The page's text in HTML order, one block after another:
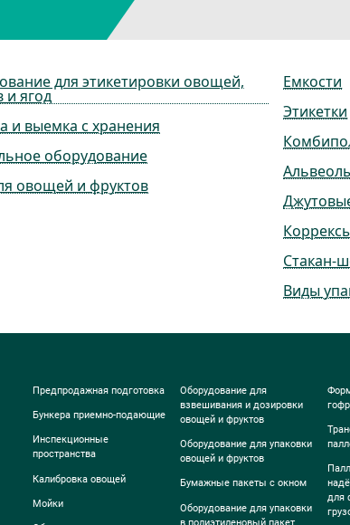
для этикетировки овощей,
и ягод
и выемка с хранения
оборудование
овощей и фруктов
Емкости
Этикетки
Стакан-
Виды
Предпродажная подготовка
Бункера приемно-подающие
Инспекционные
пространства
Калибровка овощей
Мойки
Оборудование для
взвешивания и дозировки
овощей и фруктов
Оборудование для упаковки
овощей и фруктов
Бумажные пакеты с окном
Оборудование для упаковки
в полиэтиленовый пакет
для